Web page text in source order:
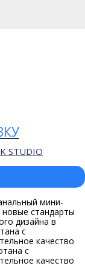
STUDIO
мини-
новые стандарты
дизайна в
с
качество
с
качество